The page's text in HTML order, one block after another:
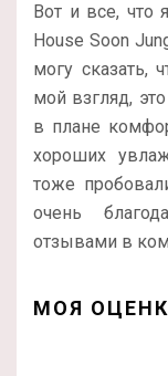
Вот и все, что
House Soon
могу сказать,
мой взгляд,
в плане
хороших
тоже
очень
отзывами в
МОЯ